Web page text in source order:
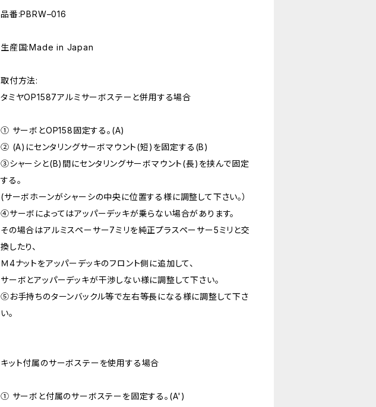
品番:PBRW–016
生産国:Made in Japan
取付方法:
タミヤOP1587アルミサーボステーと併用する場合
① サーボとOP158固定する。(A)
② (A)にセンタリングサーボマウント(短)を固定する(B)
③シャーシと(B)間にセンタリングサーボマウント(長)を挟んで固定
する。
(サーボホーンがシャーシの中央に位置する様に調整して下さい。）
④サーボによってはアッパーデッキが乗らない場合があります。
その場合はアルミスペーサー7ミリを純正プラスペーサー5ミリと交
換したり、
Ｍ4ナットをアッパーデッキのフロント側に追加して、
サーボとアッパーデッキが干渉しない様に調整して下さい。
⑤お手持ちのターンバックル等で左右等長になる様に調整して下さ
い。
キット付属のサーボステーを使用する場合
① サーボと付属のサーボステーを固定する。(A')